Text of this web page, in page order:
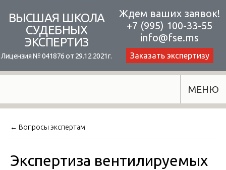
content
ВЫСШАЯ ШКОЛА
СУДЕБНЫХ
ЭКСПЕРТИЗ
Лицензия № 041876 от 29.12.2021г.
Ждем ваших заявок!
+7 (995) 100-33-55
info@fse.ms
Заказать экспертизу
МЕНЮ
← Вопросы экспертам
Экспертиза вентилируемых